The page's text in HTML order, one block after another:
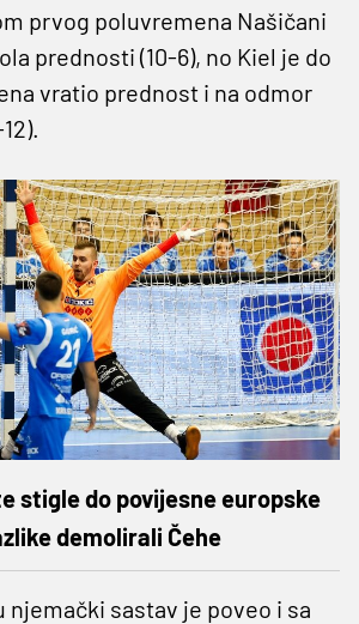
prvog poluvremena Našičani
prednosti (10-6), no Kiel je do
vratio prednost i na odmor
stigle do povijesne europske
demolirali Čehe
njemački sastav je poveo i sa